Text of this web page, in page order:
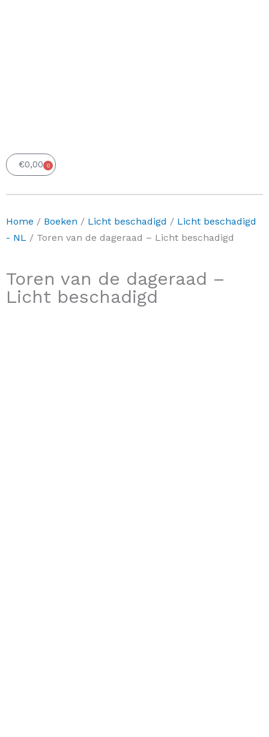
€0,00 0
Winkelwagen
Home / Boeken / Licht beschadigd / Licht beschadigd
- NL / Toren van de dageraad – Licht beschadigd
Toren van de dageraad –
Licht beschadigd